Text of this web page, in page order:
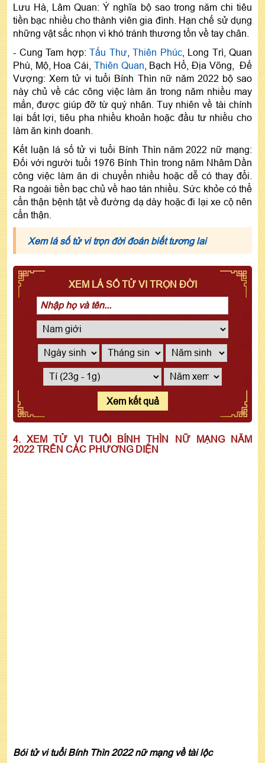
Lưu Hà, Lâm Quan: Ý nghĩa bộ sao trong năm chi tiêu
tiền bạc nhiều cho thành viên gia đình. Hạn chế sử dụng
những vật sắc nhọn vì khó tránh thương tổn về tay chân.
- Cung Tam hợp: Tấu Thư, Thiên Phúc, Long Trì, Quan
Phù, Mộ, Hoa Cái, Thiên Quan , Bạch Hổ, Địa Võng, Đế
Vượng: Xem tử vi tuổi Bính Thìn nữ năm 2022 bộ sao
này chủ về các công việc làm ăn trong năm nhiều may
mắn, được giúp đỡ từ quý nhân. Tuy nhiên về tài chính
lại bất lợi, tiêu pha nhiều khoản hoặc đầu tư nhiều cho
làm ăn kinh doanh.
Kết luận lá số tử vi tuổi Bính Thìn năm 2022 nữ mạng:
Đối với người tuổi 1976 Bính Thìn trong năm Nhâm Dần
công việc làm ăn di chuyển nhiều hoặc dễ có thay đổi.
Ra ngoài tiền bạc chủ về hao tán nhiều. Sức khỏe có thể
cẩn thận bệnh tật về đường dạ dày hoặc đi lại xe cộ nên
cẩn thận.
Xem lá số tử vi trọn đời đoán biết tương lai
XEM LÁ SỐ TỬ VI TRỌN ĐỜI
Xem kết quả
4. XEM TỬ VI TUỔI BÍNH THÌN NỮ MẠNG NĂM
2022 TRÊN CÁC PHƯƠNG DIỆN
Bói tử vi tuổi Bính Thìn 2022 nữ mạng về tài lộc